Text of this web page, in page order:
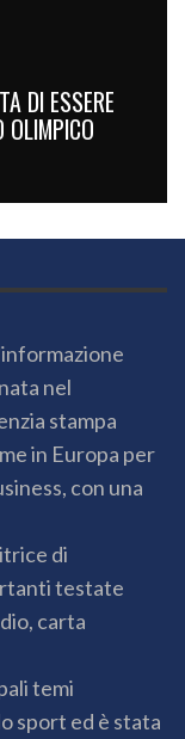
DI ESSERE
OLIMPICO
nel
stampa
in Europa per
con una
di
testate
carta
temi
sport ed è stata